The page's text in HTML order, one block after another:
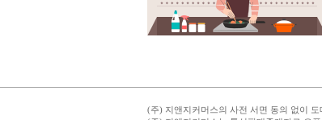
(주) 지앤지커머스의 사전 서면 동의 없이